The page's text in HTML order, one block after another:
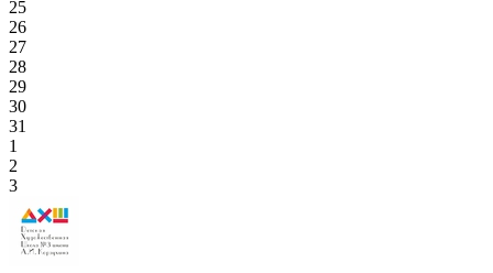
25
26
27
28
29
30
31
1
2
3